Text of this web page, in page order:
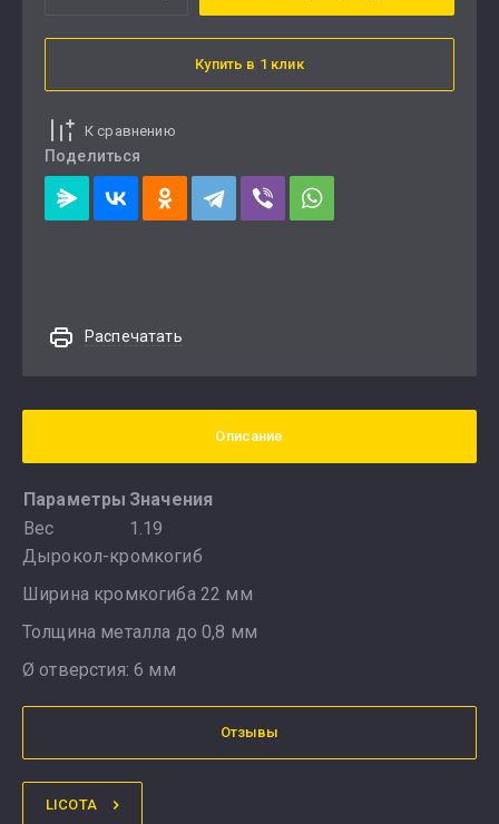
Купить в 1 клик
К сравнению
Поделиться
Распечатать
Описание
Параметры Значения
Вес
1.19
Дырокол-кромкогиб
Ширина кромкогиба 22 мм
Толщина металла до 0,8 мм
Ø отверстия: 6 мм
Отзывы
LICOTA